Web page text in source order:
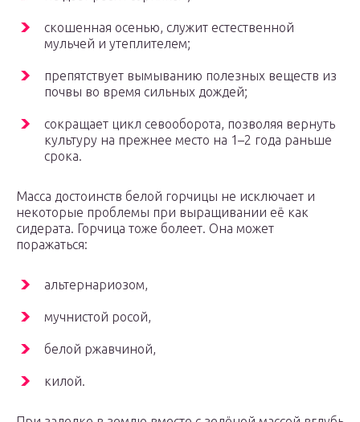
скошенная осенью, служит естественной
мульчей и утеплителем;
препятствует вымыванию полезных веществ из
почвы во время сильных дождей;
сокращает цикл севооборота, позволяя вернуть
культуру на прежнее место на 1–2 года раньше
срока.
Масса достоинств белой горчицы не исключает и
некоторые проблемы при выращивании её как
сидерата. Горчица тоже болеет. Она может
поражаться:
альтернариозом,
мучнистой росой,
белой ржавчиной,
килой.